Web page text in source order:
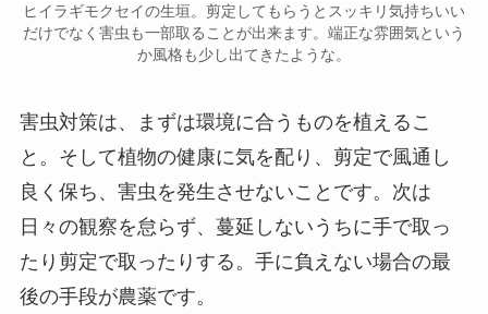
ヒイラギモクセイの生垣。剪定してもらうとスッキリ気持ちいい
だけでなく害虫も一部取ることが出来ます。端正な雰囲気という
か風格も少し出てきたような。
害虫対策は、まずは環境に合うものを植えるこ
と。そして植物の健康に気を配り、剪定で風通し
良く保ち、害虫を発生させないことです。次は
日々の観察を怠らず、蔓延しないうちに手で取っ
たり剪定で取ったりする。手に負えない場合の最
後の手段が農薬です。